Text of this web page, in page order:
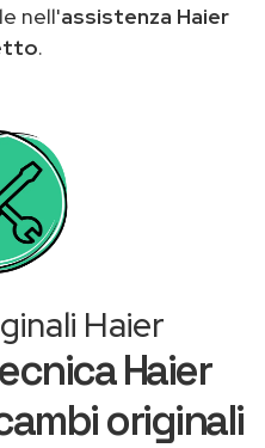
nell'assistenza Haier
.
Haier
Haier
originali